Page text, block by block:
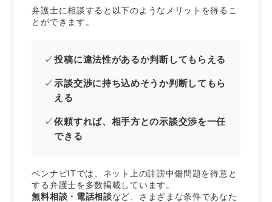
弁護士に相談すると以下のようなメリットを得るこ
とができます。
投稿に違法性があるか判断してもらえる
示談交渉に持ち込めそうか判断してもら
える
依頼すれば、相手方との示談交渉を一任
できる
ベンナビITでは、ネット上の誹謗中傷問題を得意と
する弁護士を多数掲載しています。
無料相談・電話相談など、さまざまな条件であなた